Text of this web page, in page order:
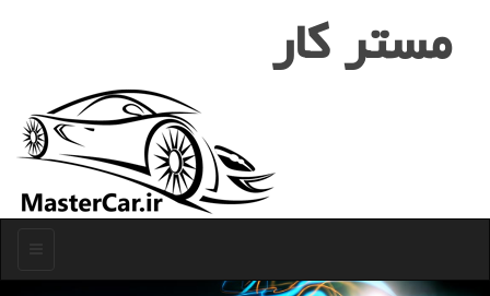
مستر كار